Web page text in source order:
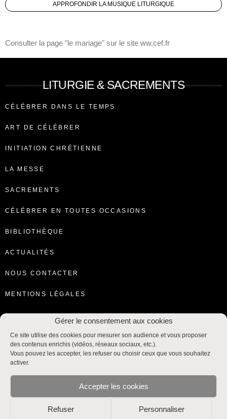
Gérer le consentement aux cookies
Ce site utilise des cookies pour mesurer son audience et vous proposer
des contenus enrichis (vidéos, réseaux sociaux, etc.).
Vous pouvez les accepter, les refuser ou choisir ceux que vous souhaitez
activer.
Accepter les cookies
Refuser Personnaliser
APPROFONDIR LA MUSIQUE LITURGIQUE
Consulter la page "le mariage" sur le site ww.cef.fr
LITURGIE & SACREMENTS
CÉLÉBRER DANS LE TEMPS
ART DE CÉLÉBRER
INITIATION CHRÉTIENNE
LA MESSE
SACREMENTS
CÉLÉBRER EN TOUTES OCCASIONS
BIBLIOTHÈQUE
ACTUALITÉS
NOUS CONTACTER
MENTIONS LÉGALES
Liturgie et Sacrements © SNPLS / CEF